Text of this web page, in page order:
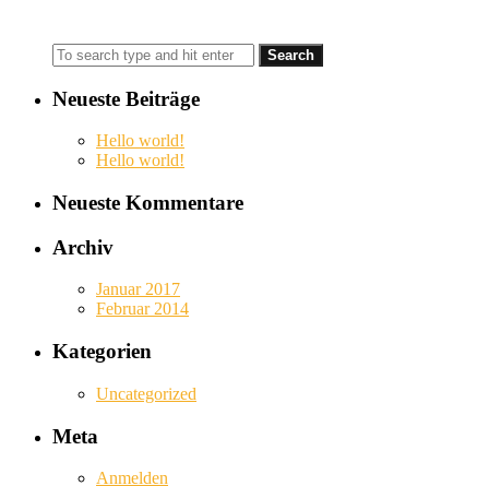
Neueste Beiträge
Hello world!
Hello world!
Neueste Kommentare
Archiv
Januar 2017
Februar 2014
Kategorien
Uncategorized
Meta
Anmelden